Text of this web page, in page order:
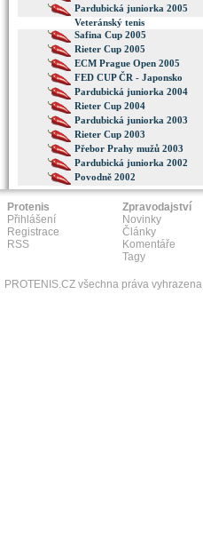
Pardubická juniorka 2005
Veteránský tenis
Safina Cup 2005
Rieter Cup 2005
ECM Prague Open 2005
FED CUP ČR - Japonsko
Pardubická juniorka 2004
Rieter Cup 2004
Pardubická juniorka 2003
Rieter Cup 2003
Přebor Prahy mužů 2003
Pardubická juniorka 2002
Povodně 2002
Protenis
Přihlášení
Registrace
RSS
Zpravodajství
Novinky
Články
Komentáře
Tagy
PROTENIS.CZ všechna práva vyhrazena